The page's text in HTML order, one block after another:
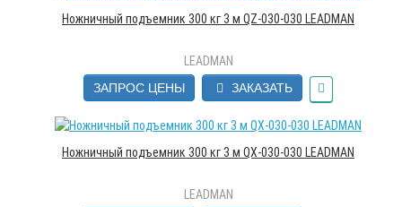
Ножничный подъемник 300 кг 3 м QZ-030-030 LEADMAN
LEADMAN
ЗАПРОС ЦЕНЫ
ЗАКАЗАТЬ
Ножничный подъемник 300 кг 3 м QX-030-030 LEADMAN
LEADMAN